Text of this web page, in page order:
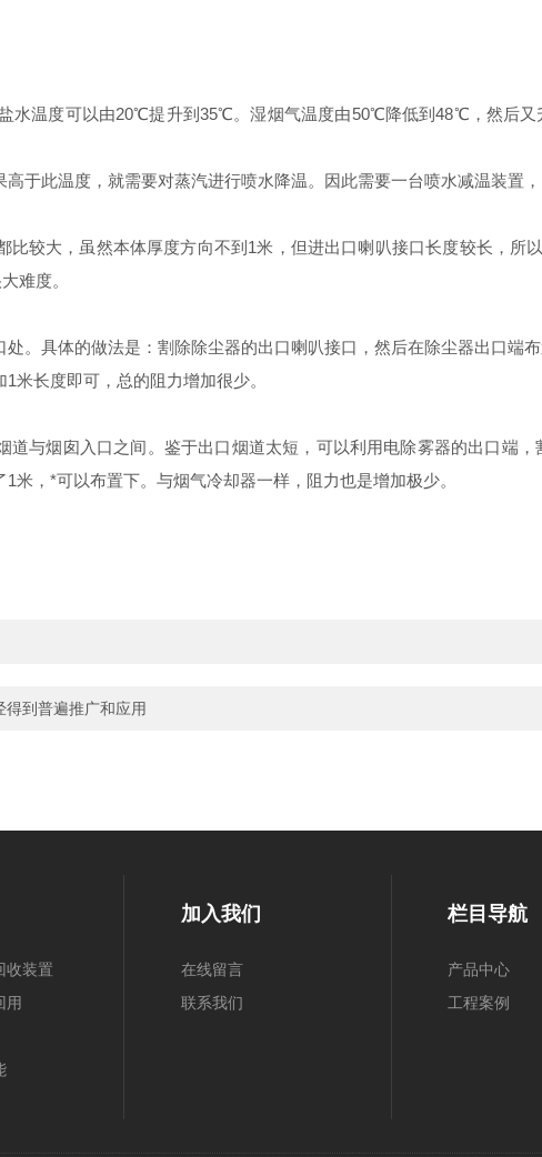
温度可以由20℃提升到35℃。湿烟气温度由50℃降低到48℃，然后又
此温度，就需要对蒸汽进行喷水降温。因此需要一台喷水减温装置，
大，虽然本体厚度方向不到1米，但进出口喇叭接口长度较长，所
难度。
具体的做法是：割除除尘器的出口喇叭接口，然后在除尘器出口端
米长度即可，总的阻力增加很少。
烟囱入口之间。鉴于出口烟道太短，可以利用电除雾器的出口端，
米，*可以布置下。与烟气冷却器一样，阻力也是增加极少。
到普遍推广和应用
收装置
用
加入我们
在线留言
联系我们
栏目导航
产品中心
工程案例